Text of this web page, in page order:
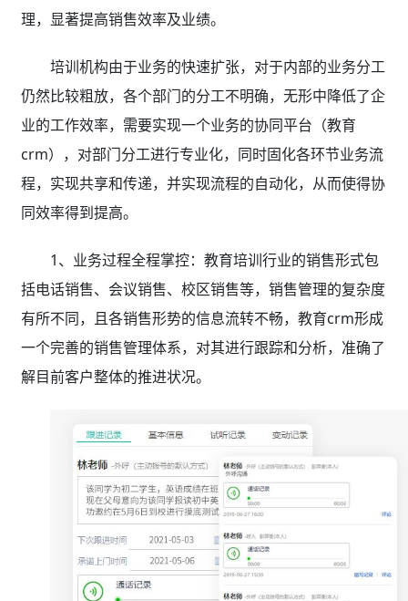
理，显著提高销售效率及业绩。
培训机构由于业务的快速扩张，对于内部的业务分工
仍然比较粗放，各个部门的分工不明确，无形中降低了企
业的工作效率，需要实现一个业务的协同平台（教育
crm），对部门分工进行专业化，同时固化各环节业务流
程，实现共享和传递，并实现流程的自动化，从而使得协
同效率得到提高。
1、业务过程全程掌控：教育培训行业的销售形式包
括电话销售、会议销售、校区销售等，销售管理的复杂度
有所不同，且各销售形势的信息流转不畅，教育crm形成
一个完善的销售管理体系，对其进行跟踪和分析，准确了
解目前客户整体的推进状况。